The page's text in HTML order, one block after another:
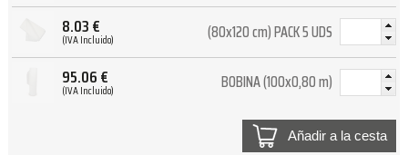
8.03€
(IVA Incluido) (80x120 cm) PACK 5 UDS
95.06€
(IVA Incluido) BOBINA (100x0,80 m)
Añadir a la cesta